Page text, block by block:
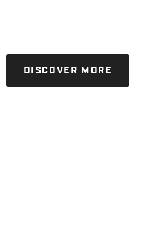
DISCOVER MORE